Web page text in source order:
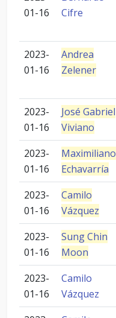
01-16
Cifre
2023-
01-16
Andrea
Zelener
2023-
01-16
José Gabriel
Viviano
2023-
01-16
Maximiliano
Echavarría
2023-
01-16
Camilo
Vázquez
2023-
01-16
Sung Chin
Moon
2023-
01-16
Camilo
Vázquez